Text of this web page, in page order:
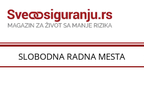
на
садржај
SLOBODNA RADNA MESTA